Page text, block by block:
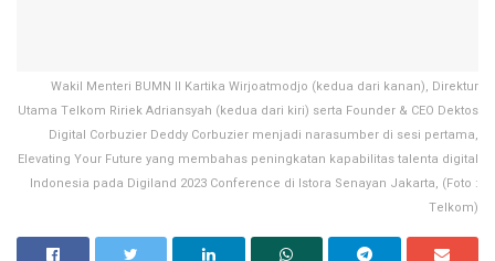
Wakil Menteri BUMN II Kartika Wirjoatmodjo (kedua dari kanan), Direktur
Utama Telkom Ririek Adriansyah (kedua dari kiri) serta Founder & CEO Dektos
Digital Corbuzier Deddy Corbuzier menjadi narasumber di sesi pertama,
Elevating Your Future yang membahas peningkatan kapabilitas talenta digital
Indonesia pada Digiland 2023 Conference di Istora Senayan Jakarta, (Foto :
Telkom)